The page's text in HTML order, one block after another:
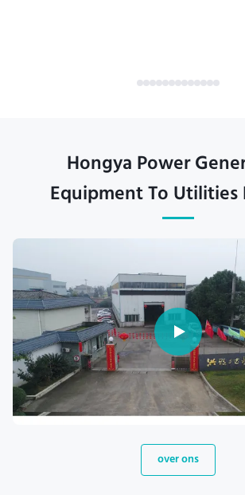
Hongya Power
Equipment To
over ons